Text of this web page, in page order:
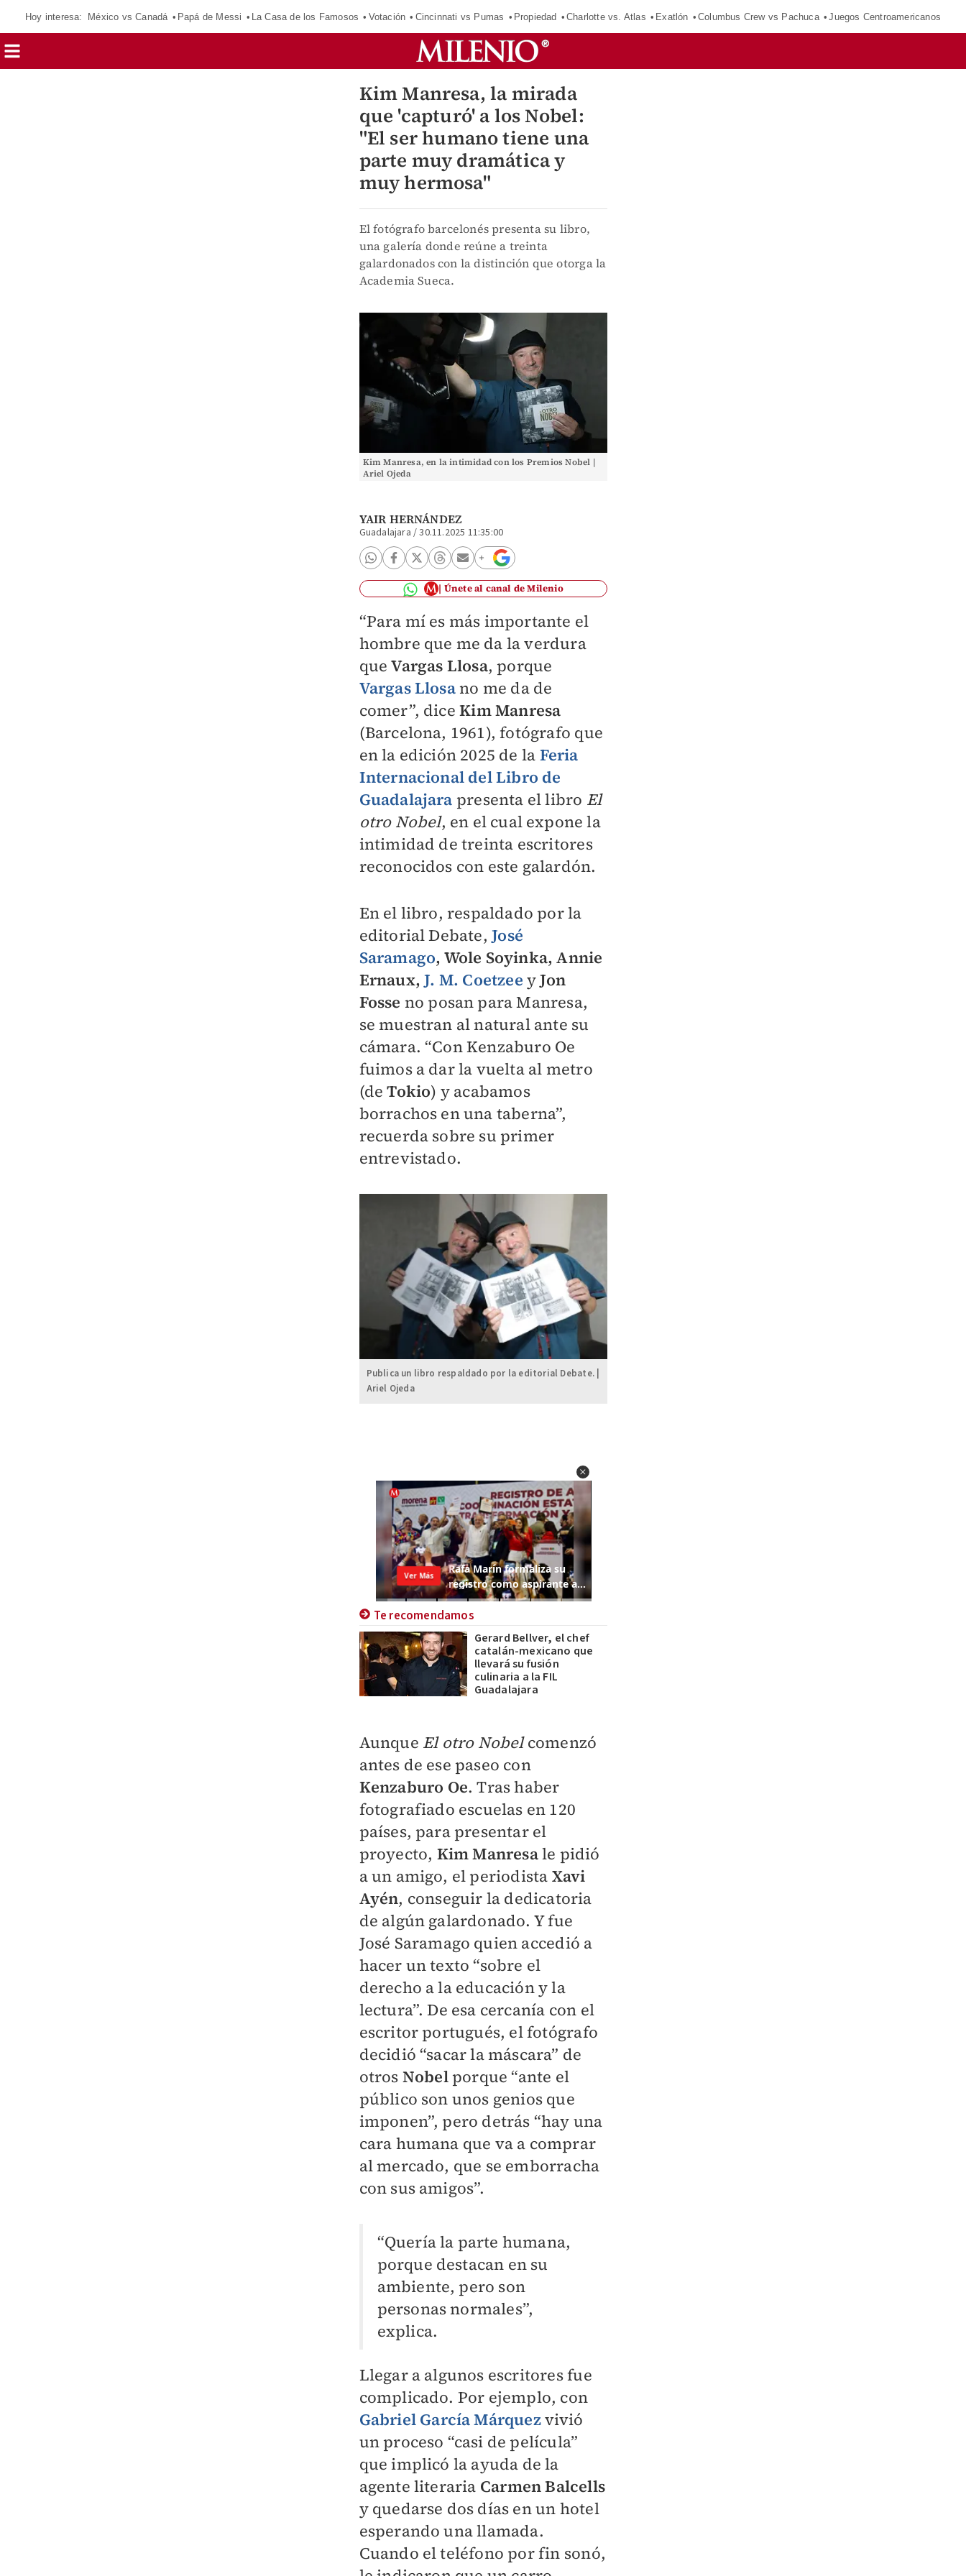
Hoy interesa: México vs Canadá Papá de Messi La Casa de los Famosos Votación Cincinnati vs Pumas Propiedad Charlotte vs. Atlas Exatlón Columbus Crew vs Pachuca Juegos Centroamericanos
Kim Manresa, la mirada
que 'capturó' a los Nobel:
"El ser humano tiene una
parte muy dramática y
muy hermosa"
El fotógrafo barcelonés presenta su libro,
una galería donde reúne a treinta
galardonados con la distinción que otorga la
Academia Sueca.
Kim Manresa, en la intimidad con los Premios Nobel |
Ariel Ojeda
YAIR HERNÁNDEZ
Guadalajara /30.11.2025 11:35:00
Únete al canal de Milenio
“Para mí es más importante el
hombre que me da la verdura
queVargas Llosa, porque
Vargas Llosano me da de
comer”, diceKim Manresa
(Barcelona, 1961), fotógrafo que
en la edición 2025 de la Feria
Internacional del Libro de
Guadalajara presenta el libro El
otro Nobel, en el cual expone la
intimidad de treinta escritores
reconocidos con este galardón.
En el libro, respaldado por la
editorial Debate, José
Saramago, Wole Soyinka, Annie
Ernaux,J. M. Coetzee yJon
Fosse no posan para Manresa,
se muestran al natural ante su
cámara. “Con Kenzaburo Oe
fuimos a dar la vuelta al metro
(deTokio) y acabamos
borrachos en una taberna”,
recuerda sobre su primer
entrevistado.
Publica un libro respaldado por la editorial Debate. |
Ariel Ojeda
Te recomendamos
Gerard Bellver, el chef
catalán-mexicano que
llevará su fusión
culinaria a la FIL
Guadalajara
Aunque El otro Nobelcomenzó
antes de ese paseo con
Kenzaburo Oe. Tras haber
fotografiado escuelas en 120
países, para presentar el
proyecto, Kim Manresale pidió
a un amigo, el periodista Xavi
Ayén, conseguir la dedicatoria
de algún galardonado. Y fue
José Saramago quien accedió a
hacer un texto “sobre el
derecho a la educación y la
lectura”. De esa cercanía con el
escritor portugués, el fotógrafo
decidió “sacar la máscara” de
otros Nobel porque “ante el
público son unos genios que
imponen”, pero detrás “hay una
cara humana que va a comprar
al mercado, que se emborracha
con sus amigos”.
“Quería la parte humana,
porque destacan en su
ambiente, pero son
personas normales”,
explica.
Llegar a algunos escritores fue
complicado. Por ejemplo, con
Gabriel García Márquezvivió
un proceso “casi de película”
que implicó la ayuda de la
agente literaria Carmen Balcells
y quedarse dos días en un hotel
esperando una llamada.
Cuando el teléfono por fin sonó,